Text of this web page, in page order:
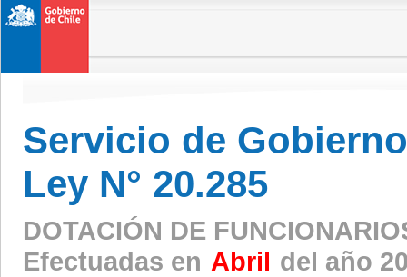
Servicio de
Ley N° 20.285
DOTACIÓN DE
Efectuadas en Abril del año